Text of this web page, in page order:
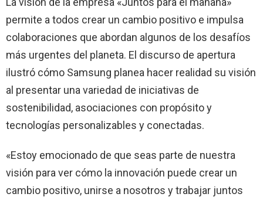
permite a todos crear un cambio positivo e impulsa
colaboraciones que abordan algunos de los desafíos
más urgentes del planeta. El discurso de apertura
ilustró cómo Samsung planea hacer realidad su visión
al presentar una variedad de iniciativas de
sostenibilidad, asociaciones con propósito y
tecnologías personalizables y conectadas.
«Estoy emocionado de que seas parte de nuestra
visión para ver cómo la innovación puede crear un
cambio positivo, unirse a nosotros y trabajar juntos